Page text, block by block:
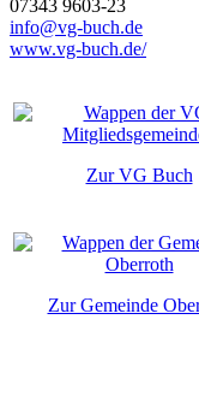
07343 9603-23
info@vg-buch.de
www.vg-buch.de/
Zur VG Buch
Zur Gemeinde